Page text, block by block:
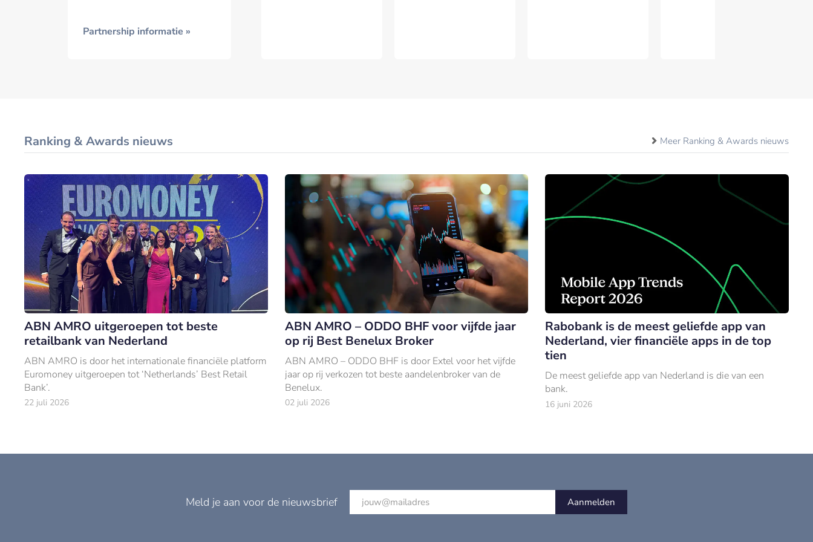
Partnership informatie »
Ranking & Awards nieuws Meer Ranking & Awards nieuws
ABN AMRO uitgeroepen tot beste
retailbank van Nederland
ABN AMRO is door het internationale financiële platform
Euromoney uitgeroepen tot ‘Netherlands’ Best Retail
Bank’.
22 juli 2026
ABN AMRO – ODDO BHF voor vijfde jaar
op rij Best Benelux Broker
ABN AMRO – ODDO BHF is door Extel voor het vijfde
jaar op rij verkozen tot beste aandelenbroker van de
Benelux.
02 juli 2026
Rabobank is de meest geliefde app van
Nederland, vier financiële apps in de top
tien
De meest geliefde app van Nederland is die van een
bank.
16 juni 2026
Meld je aan voor de nieuwsbrief Aanmelden